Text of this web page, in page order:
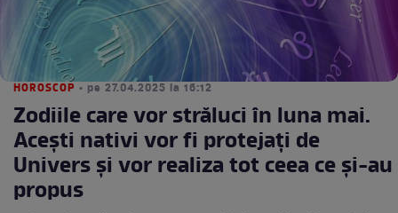
HOROSCOP • pe 27.04.2025 la 16:12
Zodiile care vor străluci în luna mai.
Acești nativi vor fi protejați de
Univers și vor realiza tot ceea ce și-au
propus